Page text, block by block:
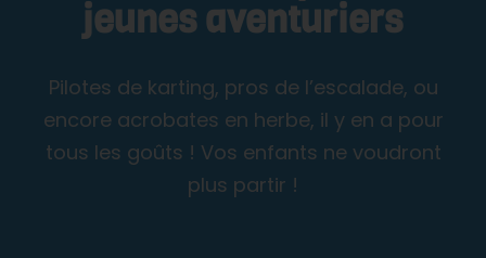
jeunes aventuriers
Pilotes de karting, pros de l’escalade, ou
encore acrobates en herbe, il y en a pour
tous les goûts ! Vos enfants ne voudront
plus partir !